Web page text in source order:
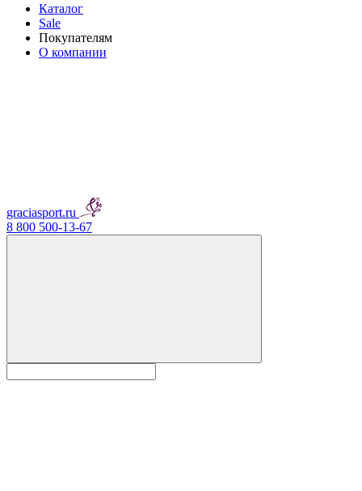
Каталог
Sale
Покупателям
О компании
graciasport.ru
8 800 500-13-67